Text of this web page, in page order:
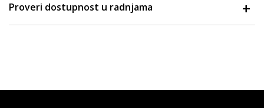
Proveri dostupnost u radnjama